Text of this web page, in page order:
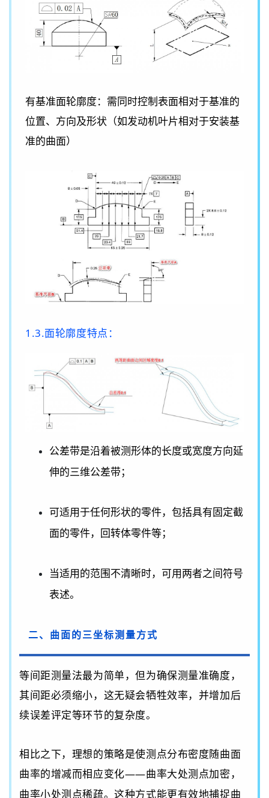
有基准面轮廓度：需同时控制表面相对于基准的
位置、方向及形状（如发动机叶片相对于安装基
准的曲面）
1.3.面轮廓度特点：
公差带是沿着被测形体的长度或宽度方向延
伸的三维公差带；
可适用于任何形状的零件，包括具有固定截
面的零件，回转体零件等；
当适用的范围不清晰时，可用两者之间符号
表述。
二、曲面的三坐标测量方式
等间距测量法最为简单，但为确保测量准确度，
其间距必须缩小，这无疑会牺牲效率，并增加后
续误差评定等环节的复杂度。
相比之下，理想的策略是使测点分布密度随曲面
曲率的增减而相应变化——曲率大处测点加密，
曲率小处测点稀疏。这种方式能更有效地捕捉曲